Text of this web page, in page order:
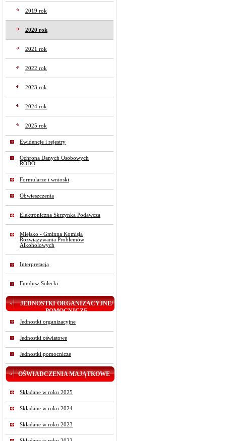
2019 rok
2020 rok
2021 rok
2022 rok
2023 rok
2024 rok
2025 rok
Ewidencje i rejestry
Ochrona Danych Osobowych
RODO
Formularze i wnioski
Obwieszczenia
Elektroniczna Skrzynka Podawcza
Miejsko - Gminna Komisja
Rozwiązywania Problemów
Alkoholowych
Interpretacja
Fundusz Sołecki
JEDNOSTKI ORGANIZACYJNE/
POMOCNICZE
Jednostki organizacyjne
Jednostki oświatowe
Jednostki pomocnicze
OŚWIADCZENIA MAJĄTKOWE
Składane w roku 2025
Składane w roku 2024
Składane w roku 2023